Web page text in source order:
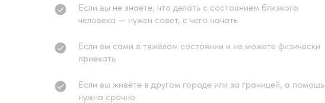
Если вы не знаете, что делать с состоянием близкого
человека — нужен совет, с чего начать
Если вы сами в тяжёлом состоянии и не можете физически
приехать
Если вы живёте в другом городе или за границей, а помощь
нужна срочно